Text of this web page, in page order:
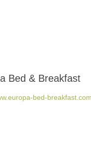
Bed & Breakfast
bed-